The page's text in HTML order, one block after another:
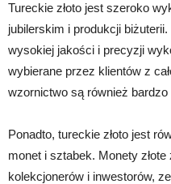
Tureckie złoto jest szeroko
jubilerskim i produkcji biżuterii.
wysokiej jakości i precyzji
wybierane przez klientów z
wzornictwo są również
Ponadto, tureckie złoto jest
monet i sztabek. Monety
kolekcjonerów i inwestorów,